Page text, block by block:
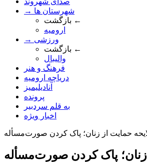
→ شهرستان ها
بازگشت ←
ارومیه
→ ورزشی
بازگشت ←
والیبال
فرهنگ و هنر
دریاچه ارومیه
آنادیلیمیز
پرونده
به قلم سردبیر
اخبار ویژه
حمايت از زنان؛ پاک کردن صورت‌مسأله
پاک کردن صورت‌مسأله